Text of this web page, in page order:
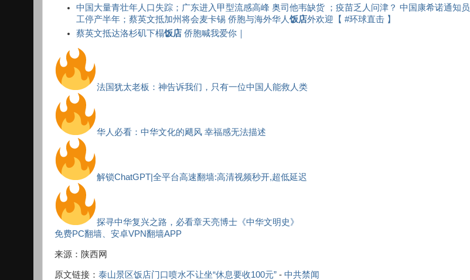
中国大量青壮年人口失踪；广东进入甲型流感高峰 奥司他韦缺货 ；疫苗乏人问津？ 中国康希诺通知员
工停产半年；蔡英文抵加州将会麦卡锡 侨胞与海外华人饭店外欢迎【 #环球直击 】
蔡英文抵达洛杉矶下榻饭店 侨胞喊我爱你｜
法国犹太老板：神告诉我们，只有一位中国人能救人类
华人必看：中华文化的飓风 幸福感无法描述
解锁ChatGPT|全平台高速翻墙:高清视频秒开,超低延迟
探寻中华复兴之路，必看章天亮博士《中华文明史》
免费PC翻墙、安卓VPN翻墙APP
来源：陕西网
原文链接： 泰山景区饭店门口喷水不让坐“休息要收100元” - 中共禁闻